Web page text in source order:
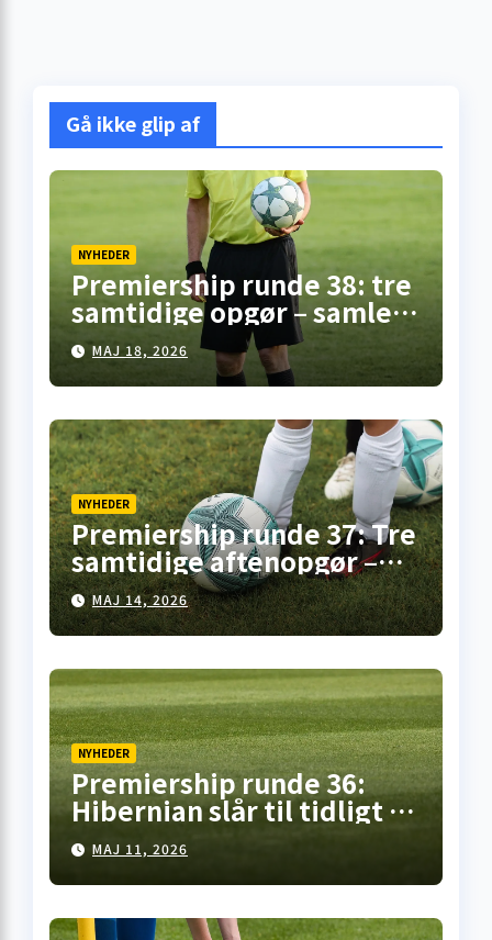
Gå ikke glip af
NYHEDER
Premiership runde 38: tre
samtidige opgør – samlet
overblik fra
skotskfodbold.dk
MAJ 18, 2026
NYHEDER
Premiership runde 37: Tre
samtidige aftenopgør –
her er overblikket
MAJ 14, 2026
NYHEDER
Premiership runde 36:
Hibernian slår til tidligt i
Falkirk, pointdeling i
Motherwell – mens
opgøret på Celtic Park står
for døren
MAJ 11, 2026